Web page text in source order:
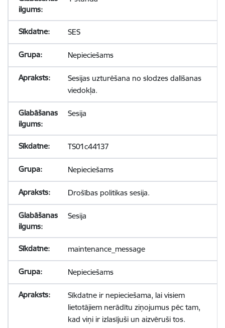
SES
Nepieciešams
Sesijas uzturēšana no slodzes dalīšanas
viedokļa.
Sesija
TS01c44137
Nepieciešams
Drošības politikas sesija.
Sesija
maintenance_message
Nepieciešams
Sīkdatne ir nepieciešama, lai visiem
lietotājiem nerādītu ziņojumus pēc tam,
kad viņi ir izlasījuši un aizvēruši tos.